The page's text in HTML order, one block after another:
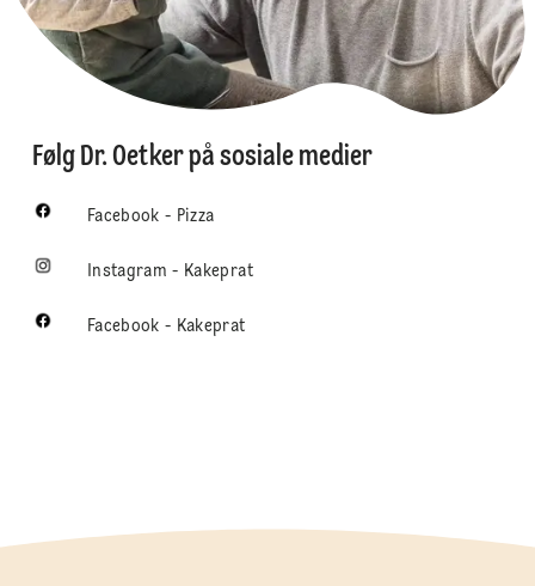
Følg Dr. Oetker på sosiale medier
Facebook - Pizza
Instagram - Kakeprat
Facebook - Kakeprat